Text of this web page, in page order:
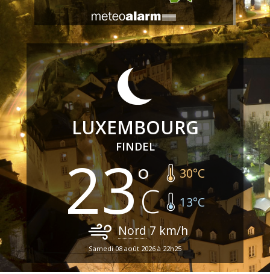
LUXEMBOURG
FINDEL
23 30°C
13°C
Nord7 km/h
Samedi 08 août 2026 à 22h25